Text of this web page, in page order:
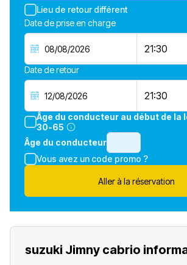
Lieu de retour différent
Date de prise en charge
21:30
Date de retour
21:30
Âge du conducteur au début de la
30-65
Âge du conducteur
Vous avez un code promo ?
Aller à la réservation
suzuki Jimny cabrio